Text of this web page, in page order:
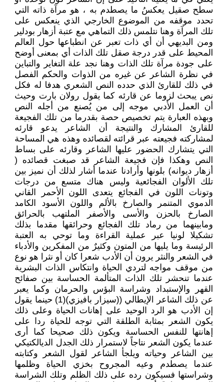
سطح صقيل يعكسُ ما يصطدم به ، هو مرآة ذاته التي
تحدد موقفه من الموضوع الخارجي الذي ينعكس على
تلك المرآة وهنا نتلمس ذلك التماهي مع عتبة أزهار بودلير
ومن البديهي أن أي ذات تعبر عن انطباعها حول العالم
المحيط على قدر درجة صقل تلك الذات أي بمعنى أوضح
على جودة مرآة تلك الذات وهنا نجد علة التغاير والتباين
في نظرة الشاعر عن غيره من الذوات والحكم الفصل
في ذلك للقارئ الذي حدده النص الشعري هدفا له فكل
نص يبحث لزوما عن قارئه كما يقول رولان بارت وحيث
أن العمل الأدبي موجه إلى من يُصنع من أجله النص
وبهذه العبارة يتم تخصيص حصة بقدرما من تلك الفجيعة
للقارئ المشارك والنتيجة أن الشاعر يدعو قارئه
لمشاركته فجيعته عبر قرائته لقصائده وهذه هي المساحة
التي يتشارك الحضور عليها الشاعر وقارئه على بساط
النص وهكذا فإن فجيعة الشاعر قد صبغت قصائده (
أزهار ديوانه) بلونها وأرادنا عندما أشار لذلك أن نميز بين
تلك الألوان الفجائعية وليس هناك متسع من درجات
وتونات اللون في الفجائع يتعدى اللون الأحمر القاني
الدموي المتنمر والصارخ بالألم واللون الأسود الكامد
الصارخ بالحزن والأسى والأصفر الملتهب بالحرائق
ومابينهما من رماد تلك الفجائع وحرائقها مقدما بذلك
تشكيلا لونيا عبر عملية القراءة وما توحي به العتبة
الرئيسة وما يليها من المتون وكثيرٌ من المفكرين والأدباء
في الشعر والنثر يرون أن الأدب شعرا كان أو نثرا هو نوع
من موقف مواجه لتردي الحياة وانتكاس الذات البشرية
عندما تنحشر تلك الذات المتألمة الحساسة بين صفائح
القهر والإستبداد وشراسة البؤس والحرمان وكما يعبر
عن ذلك الشاعر الإيطالي ((سيزار بافيزي)(1) حينما يقول
إن الأدب هو الرد الوحيد على إهانات الحياة وعلى ذلك
يكون الشعر بمثابة الطلقة التي توجه للحياة ردا على
إهانتها للنفس الحساسة ويكون ذلك صحيحا كما أرى
عندما يكون الشعر نتاجاً لاستمرار ذلك الجدل الديالكتيكي
بين الشاعر وحياته ويلجأ الشاعر لقول الشعر وكتابته
عندما يصطدم وعيه المجروح بخزي الحياة وظلمها
وشراستها فسيكون رده على ذلك الظلم وتلك الشراسة